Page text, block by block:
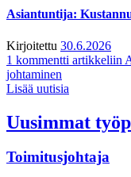
Asiantuntija:
Kirjoitettu 30.6.2026
1 kommentti artikkeliin
johtaminen
Lisää uutisia
Uusimmat
Toimitusjohtaja